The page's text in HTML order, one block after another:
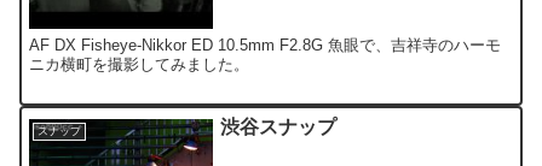
AF DX Fisheye-Nikkor ED 10.5mm F2.8G 魚眼で、吉祥寺のハーモ
ニカ横町を撮影してみました。
スナップ 渋谷スナップ